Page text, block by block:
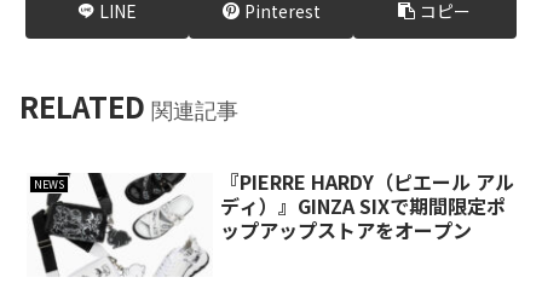
LINE Pinterest コピー
RELATED 関連記事
NEWS
『PIERRE HARDY（ピエール アル
ディ）』GINZA SIXで期間限定ポ
ップアップストアをオープン